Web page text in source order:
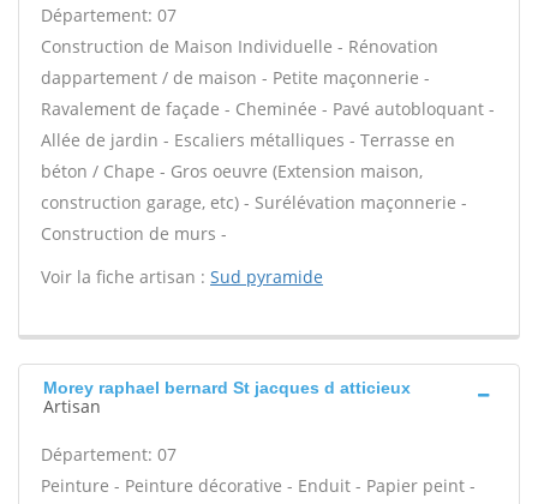
Département: 07
Construction de Maison Individuelle - Rénovation
dappartement / de maison - Petite maçonnerie -
Ravalement de façade - Cheminée - Pavé autobloquant -
Allée de jardin - Escaliers métalliques - Terrasse en
béton / Chape - Gros oeuvre (Extension maison,
construction garage, etc) - Surélévation maçonnerie -
Construction de murs -
Voir la fiche artisan : Sud pyramide
Morey raphael bernard St jacques d atticieux
Artisan
Département: 07
Peinture - Peinture décorative - Enduit - Papier peint -